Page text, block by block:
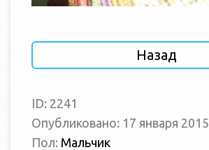
Назад
ID: 2241
Опубликовано: 17 января 2015
Пол: Мальчик